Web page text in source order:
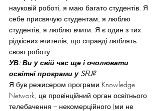
науковій роботі, я маю багато студентів. Я
себе присвячую студентам, я люблю
студентів, я люблю вчити. Я є один з тих
рідкісних вчителів, що справді люблять
свою роботу.
УВ: Ви у свій час ще і очолювати
освітні програми у SFU?
Я був режисером програми Knowledge
Network, це провінційний орган освітнього
телебачення – некомерційного (ми не